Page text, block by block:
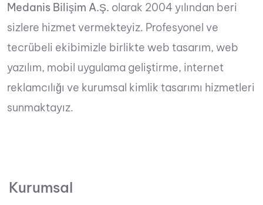
Medanis Bilişim A.Ş. olarak 2004 yılından beri
sizlere hizmet vermekteyiz. Profesyonel ve
tecrübeli ekibimizle birlikte web tasarım, web
yazılım, mobil uygulama geliştirme, internet
reklamcılığı ve kurumsal kimlik tasarımı hizmetleri
sunmaktayız.
Kurumsal